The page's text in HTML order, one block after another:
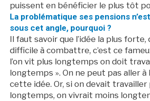
puissent en bénéficier le plus tôt
La problématique ses pensions
sous cet angle, pourquoi ?
Il faut savoir que l’idée la plus
difficile à combattre, c’est ce
l’on vit plus longtemps on doit
longtemps ». On ne peut pas aller à
cette idée. Or, si on devait travailler
longtemps, on vivrait moins